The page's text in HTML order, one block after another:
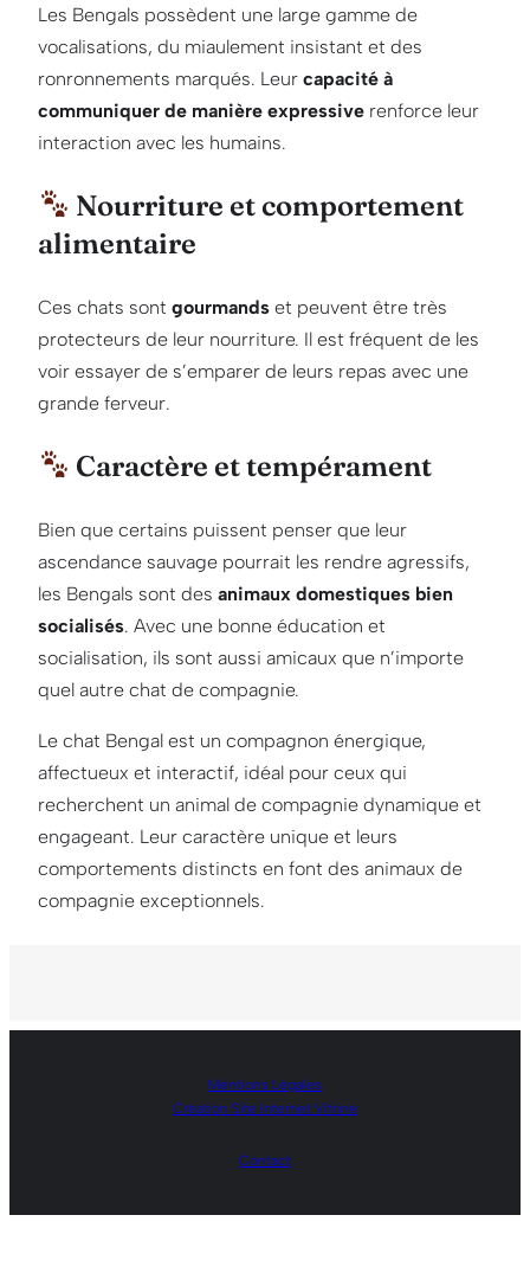
Les Bengals possèdent une large gamme de
vocalisations, du miaulement insistant et des
ronronnements marqués. Leur capacité à
communiquer de manière expressive renforce leur
interaction avec les humains.
Nourriture et comportement
alimentaire
Ces chats sont gourmands et peuvent être très
protecteurs de leur nourriture. Il est fréquent de les
voir essayer de s’emparer de leurs repas avec une
grande ferveur.
Caractère et tempérament
Bien que certains puissent penser que leur
ascendance sauvage pourrait les rendre agressifs,
les Bengals sont des animaux domestiques bien
socialisés. Avec une bonne éducation et
socialisation, ils sont aussi amicaux que n’importe
quel autre chat de compagnie.
Le chat Bengal est un compagnon énergique,
affectueux et interactif, idéal pour ceux qui
recherchent un animal de compagnie dynamique et
engageant. Leur caractère unique et leurs
comportements distincts en font des animaux de
compagnie exceptionnels.
Mentions Légales
Création Site Internet Vitrine
Contact